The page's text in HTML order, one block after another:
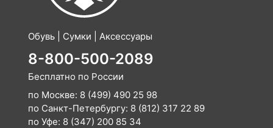
Обувь | Сумки | Аксессуары
8-800-500-2089
Бесплатно по России
по Москве: 8 (499) 490 25 98
по Санкт-Петербургу: 8 (812) 317 22 89
по Уфе: 8 (347) 200 85 34